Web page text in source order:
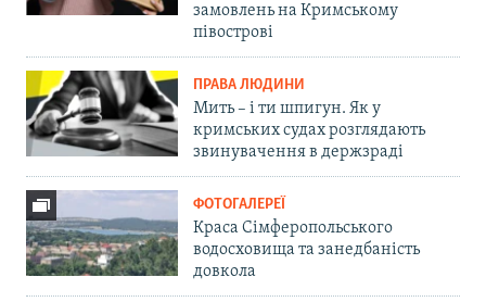
замовлень на Кримському
півострові
ПРАВА ЛЮДИНИ
Мить – і ти шпигун. Як у
кримських судах розглядають
звинувачення в держзраді
ФОТОГАЛЕРЕЇ
Краса Сімферопольського
водосховища та занедбаність
довкола